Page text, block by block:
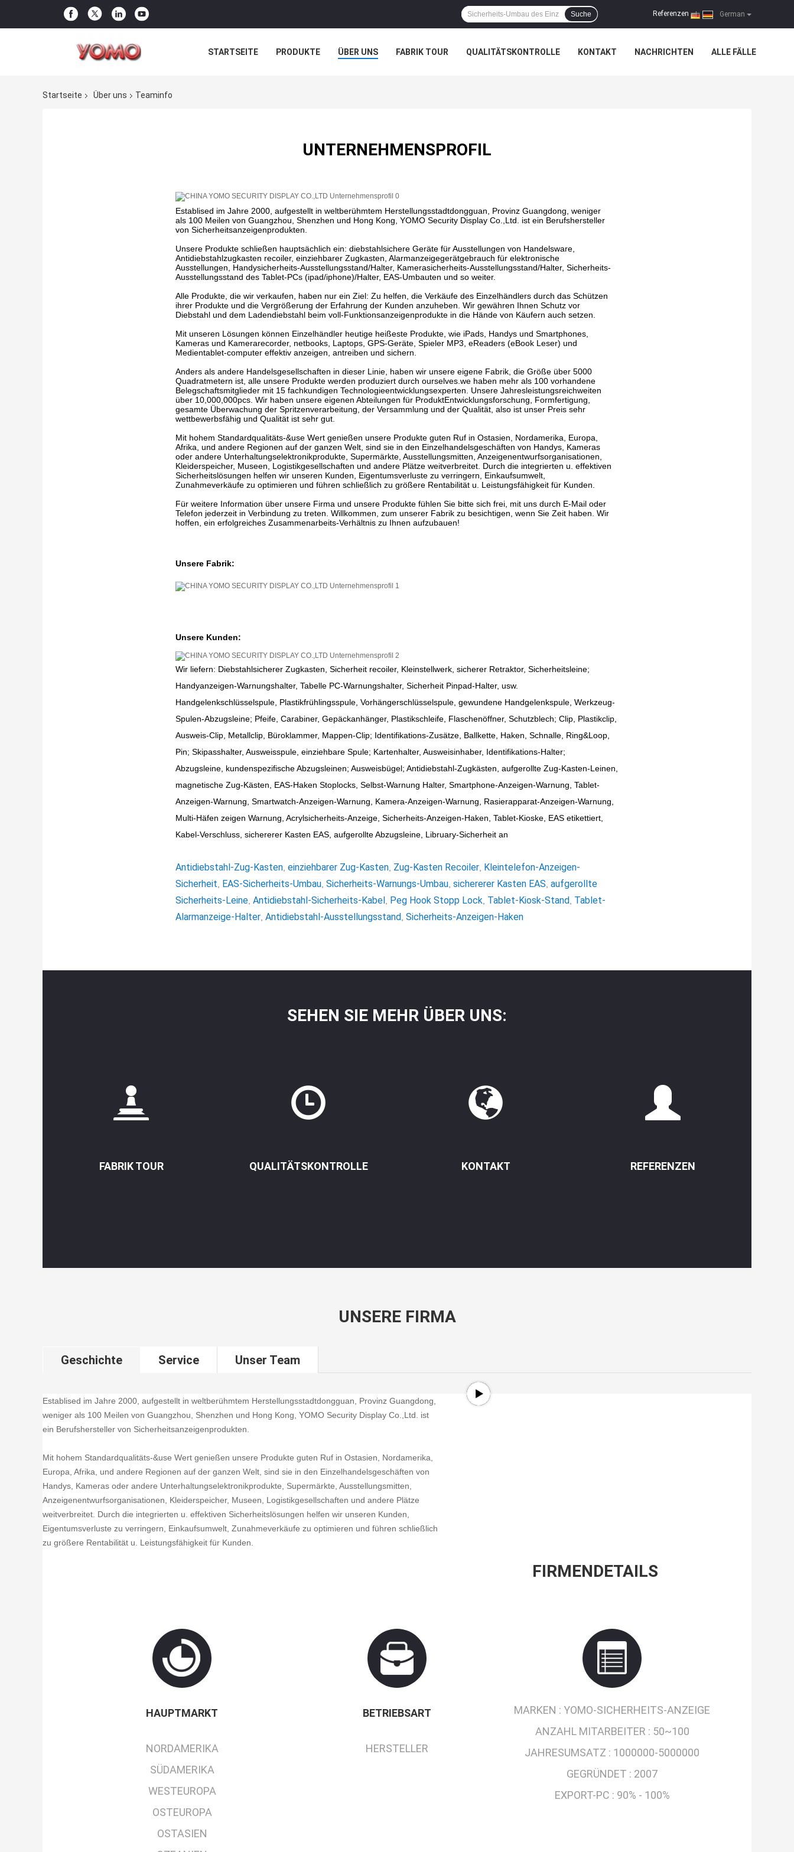
German
Referenzen |
Suche
STARTSEITE PRODUKTE ÜBER UNS FABRIK TOUR QUALITÄTSKONTROLLE KONTAKT NACHRICHTEN ALLE FÄLLE
Startseite Über uns Teaminfo
UNTERNEHMENSPROFIL
Establised im Jahre 2000, aufgestellt in weltberühmtem Herstellungsstadtdongguan, Provinz Guangdong, weniger
als 100 Meilen von Guangzhou, Shenzhen und Hong Kong, YOMO Security Display Co.,Ltd. ist ein Berufshersteller
von Sicherheitsanzeigenprodukten.
Unsere Produkte schließen hauptsächlich ein: diebstahlsichere Geräte für Ausstellungen von Handelsware,
Antidiebstahlzugkasten recoiler, einziehbarer Zugkasten, Alarmanzeigegerätgebrauch für elektronische
Ausstellungen, Handysicherheits-Ausstellungsstand/Halter, Kamerasicherheits-Ausstellungsstand/Halter, Sicherheits-
Ausstellungsstand des Tablet-PCs (ipad/iphone)/Halter, EAS-Umbauten und so weiter.
Alle Produkte, die wir verkaufen, haben nur ein Ziel: Zu helfen, die Verkäufe des Einzelhändlers durch das Schützen
ihrer Produkte und die Vergrößerung der Erfahrung der Kunden anzuheben. Wir gewähren Ihnen Schutz vor
Diebstahl und dem Ladendiebstahl beim voll-Funktionsanzeigenprodukte in die Hände von Käufern auch setzen.
Mit unseren Lösungen können Einzelhändler heutige heißeste Produkte, wie iPads, Handys und Smartphones,
Kameras und Kamerarecorder, netbooks, Laptops, GPS-Geräte, Spieler MP3, eReaders (eBook Leser) und
Medientablet-computer effektiv anzeigen, antreiben und sichern.
Anders als andere Handelsgesellschaften in dieser Linie, haben wir unsere eigene Fabrik, die Größe über 5000
Quadratmetern ist, alle unsere Produkte werden produziert durch ourselves.we haben mehr als 100 vorhandene
Belegschaftsmitglieder mit 15 fachkundigen Technologieentwicklungsexperten. Unsere Jahresleistungsreichweiten
über 10,000,000pcs. Wir haben unsere eigenen Abteilungen für ProduktEntwicklungsforschung, Formfertigung,
gesamte Überwachung der Spritzenverarbeitung, der Versammlung und der Qualität, also ist unser Preis sehr
wettbewerbsfähig und Qualität ist sehr gut.
Mit hohem Standardqualitäts-&use Wert genießen unsere Produkte guten Ruf in Ostasien, Nordamerika, Europa,
Afrika, und andere Regionen auf der ganzen Welt, sind sie in den Einzelhandelsgeschäften von Handys, Kameras
oder andere Unterhaltungselektronikprodukte, Supermärkte, Ausstellungsmitten, Anzeigenentwurfsorganisationen,
Kleiderspeicher, Museen, Logistikgesellschaften und andere Plätze weitverbreitet. Durch die integrierten u. effektiven
Sicherheitslösungen helfen wir unseren Kunden, Eigentumsverluste zu verringern, Einkaufsumwelt,
Zunahmeverkäufe zu optimieren und führen schließlich zu größere Rentabilität u. Leistungsfähigkeit für Kunden.
Für weitere Information über unsere Firma und unsere Produkte fühlen Sie bitte sich frei, mit uns durch E-Mail oder
Telefon jederzeit in Verbindung zu treten. Willkommen, zum unserer Fabrik zu besichtigen, wenn Sie Zeit haben. Wir
hoffen, ein erfolgreiches Zusammenarbeits-Verhältnis zu Ihnen aufzubauen!
Unsere Fabrik:
Unsere Kunden:
Wir liefern: Diebstahlsicherer Zugkasten, Sicherheit recoiler, Kleinstellwerk, sicherer Retraktor, Sicherheitsleine;
Handyanzeigen-Warnungshalter, Tabelle PC-Warnungshalter, Sicherheit Pinpad-Halter, usw.
Handgelenkschlüsselspule, Plastikfrühlingsspule, Vorhängerschlüsselspule, gewundene Handgelenkspule, Werkzeug-
Spulen-Abzugsleine; Pfeife, Carabiner, Gepäckanhänger, Plastikschleife, Flaschenöffner, Schutzblech; Clip, Plastikclip,
Ausweis-Clip, Metallclip, Büroklammer, Mappen-Clip; Identifikations-Zusätze, Ballkette, Haken, Schnalle, Ring&Loop,
Pin; Skipasshalter, Ausweisspule, einziehbare Spule; Kartenhalter, Ausweisinhaber, Identifikations-Halter;
Abzugsleine, kundenspezifische Abzugsleinen; Ausweisbügel; Antidiebstahl-Zugkästen, aufgerollte Zug-Kasten-Leinen,
magnetische Zug-Kästen, EAS-Haken Stoplocks, Selbst-Warnung Halter, Smartphone-Anzeigen-Warnung, Tablet-
Anzeigen-Warnung, Smartwatch-Anzeigen-Warnung, Kamera-Anzeigen-Warnung, Rasierapparat-Anzeigen-Warnung,
Multi-Häfen zeigen Warnung, Acrylsicherheits-Anzeige, Sicherheits-Anzeigen-Haken, Tablet-Kioske, EAS etikettiert,
Kabel-Verschluss, sichererer Kasten EAS, aufgerollte Abzugsleine, Libruary-Sicherheit an
Antidiebstahl-Zug-Kasten einziehbarer Zug-Kasten Zug-Kasten Recoiler Kleintelefon-Anzeigen-
Sicherheit EAS-Sicherheits-Umbau Sicherheits-Warnungs-Umbau sichererer Kasten EAS aufgerollte
Sicherheits-Leine Antidiebstahl-Sicherheits-Kabel Peg Hook Stopp Lock Tablet-Kiosk-Stand Tablet-
Alarmanzeige-Halter Antidiebstahl-Ausstellungsstand Sicherheits-Anzeigen-Haken
SEHEN SIE MEHR ÜBER UNS:
FABRIK TOUR QUALITÄTSKONTROLLE KONTAKT REFERENZEN
UNSERE FIRMA
Geschichte Service Unser Team
Establised im Jahre 2000, aufgestellt in weltberühmtem Herstellungsstadtdongguan, Provinz Guangdong,
weniger als 100 Meilen von Guangzhou, Shenzhen und Hong Kong, YOMO Security Display Co.,Ltd. ist
ein Berufshersteller von Sicherheitsanzeigenprodukten.
Mit hohem Standardqualitäts-&use Wert genießen unsere Produkte guten Ruf in Ostasien, Nordamerika,
Europa, Afrika, und andere Regionen auf der ganzen Welt, sind sie in den Einzelhandelsgeschäften von
Handys, Kameras oder andere Unterhaltungselektronikprodukte, Supermärkte, Ausstellungsmitten,
Anzeigenentwurfsorganisationen, Kleiderspeicher, Museen, Logistikgesellschaften und andere Plätze
weitverbreitet. Durch die integrierten u. effektiven Sicherheitslösungen helfen wir unseren Kunden,
Eigentumsverluste zu verringern, Einkaufsumwelt, Zunahmeverkäufe zu optimieren und führen schließlich
zu größere Rentabilität u. Leistungsfähigkeit für Kunden.
FIRMENDETAILS
HAUPTMARKT
NORDAMERIKA
SÜDAMERIKA
WESTEUROPA
OSTEUROPA
OSTASIEN
BETRIEBSART
HERSTELLER
MARKEN : YOMO-SICHERHEITS-ANZEIGE
ANZAHL MITARBEITER : 50~100
JAHRESUMSATZ : 1000000-5000000
GEGRÜNDET : 2007
EXPORT-PC : 90% - 100%